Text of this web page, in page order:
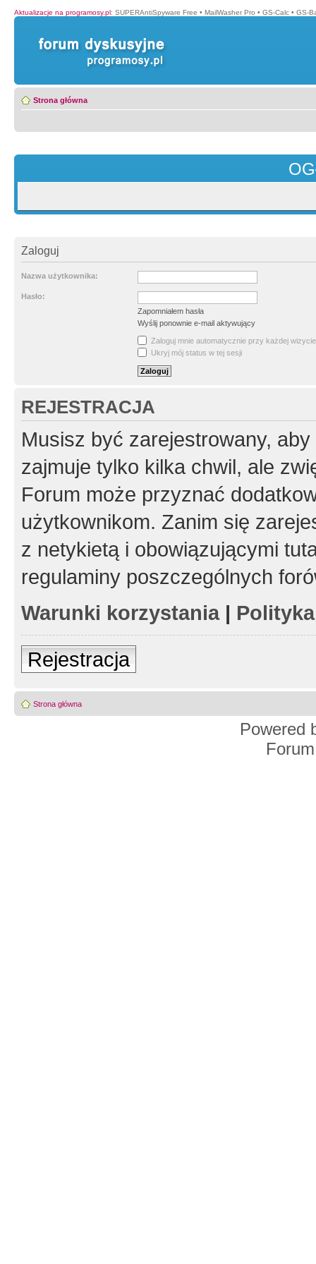
Aktualizacje na programosy.pl: SUPERAntiSpyware Free • MailWasher Pro • GS-Calc • GS-
Strona główna
Zaloguj
Nazwa użytkownika:
Hasło:
Zapomniałem hasła
Wyślij ponownie e-mail aktywujący
Zaloguj mnie automatycznie przy każdej wizycie
Ukryj mój status w tej sesji
REJESTRACJA
Musisz być zarejestrowany,
zajmuje tylko kilka chwil, ale
Forum może przyznać
użytkownikom. Zanim się
z netykietą i obowiązującymi
regulaminy poszczególnych
Warunki korzystania|
Rejestracja
Strona główna
Powered